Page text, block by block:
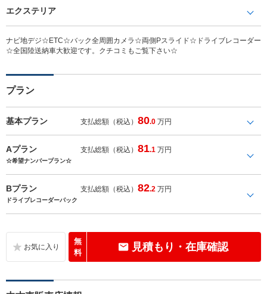
エクステリア
ナビ地デジ☆ETC☆バック全周囲カメラ☆両側Pスライド☆ドライブレコーダー
☆全国陸送納車大歓迎です。クチコミもご覧下さい☆
プラン
基本プラン 支払総額（税込）80.0 万円
Aプラン 支払総額（税込）81.1 万円
☆希望ナンバープラン☆
Bプラン 支払総額（税込）82.2 万円
ドライブレコーダーパック
無
料
見積もり・在庫確認